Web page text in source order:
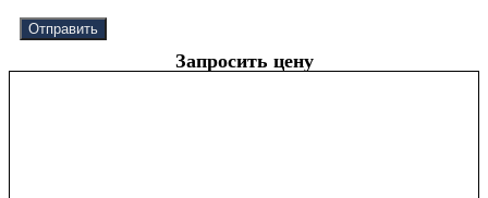
Отправить
Запросить цену